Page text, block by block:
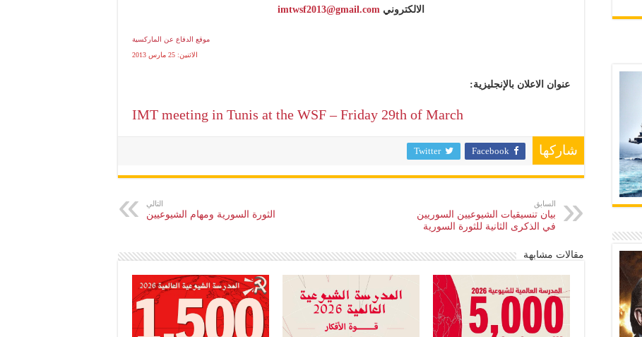
الالكتروني imtwsf2013@gmail.com
موقع الدفاع عن الماركسية
الاثنين: 25 مارس 2013
عنوان الاعلان بالإنجليزية:
IMT meeting in Tunis at the WSF – Friday 29th of March
شاركها Facebook
Twitter
السابق
بيان تنسيقيات الشيوعيين السوريين
في الذكرى الثانية للثورة السورية
التالي
الثورة السورية ومهام الشيوعيين
مقالات مشابهة